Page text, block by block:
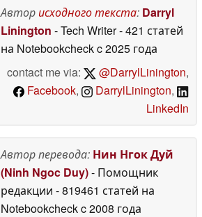
Авторисходного текста: Darryl
Linington - Tech Writer- 421 статей
на Notebookcheckc 2025 года
contact me via:
@DarrylLinington,
Facebook, DarrylLinington,
LinkedIn
Автор перевода: Нин Нгок Дуй
(Ninh Ngoc Duy)- Помощник
редакции - 819461 статей на
Notebookcheckc 2008 года